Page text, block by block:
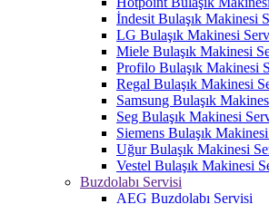
İndesit Bulaşık Makinesi
LG Bulaşık Makinesi
Miele Bulaşık Makinesi
Profilo Bulaşık Makinesi
Regal Bulaşık Makinesi
Samsung Bulaşık
Seg Bulaşık Makinesi
Siemens Bulaşık
Uğur Bulaşık Makinesi
Vestel Bulaşık Makinesi
Buzdolabı Servisi
AEG Buzdolabı Servisi